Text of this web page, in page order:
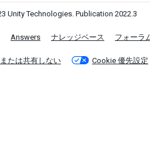
Unity Technologies. Publication 2022.3
Answers ナレッジベース フォーラ
たは共有しない Cookie 優先設定